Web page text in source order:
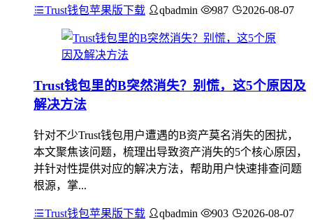
Trust钱包苹果版下载 qbadmin 987 2026-08-07
Trust钱包里的B突然消失？别慌，这5个原因及
解决方法
针对不少Trust钱包用户遭遇的B资产莫名消失的困扰，
本文聚焦该问题，梳理出导致资产消失的5个核心原因，
并针对性提供对应的解决方法，帮助用户快速排查问题
根源，掌...
Trust钱包苹果版下载 qbadmin 903 2026-08-07